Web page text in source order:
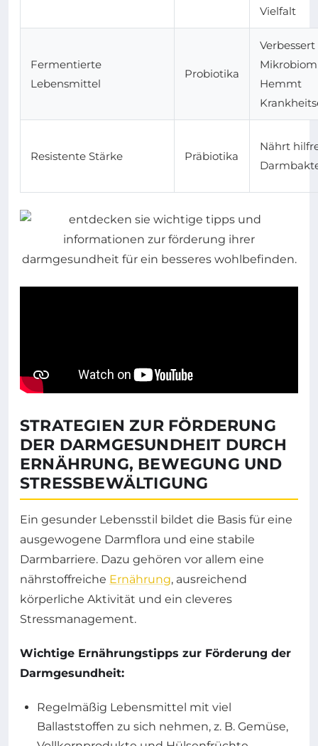
Vielfalt
Fermentierte
Lebensmittel
Probiotika
Verbessert
Hemmt
Resistente Stärke Präbiotika
Nährt
STRATEGIEN ZUR FÖRDERUNG
DER DARMGESUNDHEIT DURCH
ERNÄHRUNG, BEWEGUNG UND
STRESSBEWÄLTIGUNG
Ein gesunder Lebensstil bildet die Basis für eine
ausgewogene Darmflora und eine stabile
Darmbarriere. Dazu gehören vor allem eine
nährstoffreiche Ernährung, ausreichend
körperliche Aktivität und ein cleveres
Stressmanagement.
Wichtige Ernährungstipps zur Förderung der
Darmgesundheit:
Regelmäßig Lebensmittel mit viel
Ballaststoffen zu sich nehmen, z. B. Gemüse,